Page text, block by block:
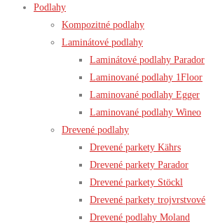
Podlahy
Kompozitné podlahy
Laminátové podlahy
Laminátové podlahy Parador
Laminované podlahy 1Floor
Laminované podlahy Egger
Laminované podlahy Wineo
Drevené podlahy
Drevené parkety Kährs
Drevené parkety Parador
Drevené parkety Stöckl
Drevené parkety trojvrstvové
Drevené podlahy Moland